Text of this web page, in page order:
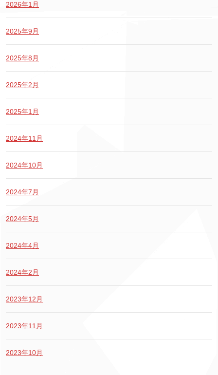
2026年1月
2025年9月
2025年8月
2025年2月
2025年1月
2024年11月
2024年10月
2024年7月
2024年5月
2024年4月
2024年2月
2023年12月
2023年11月
2023年10月